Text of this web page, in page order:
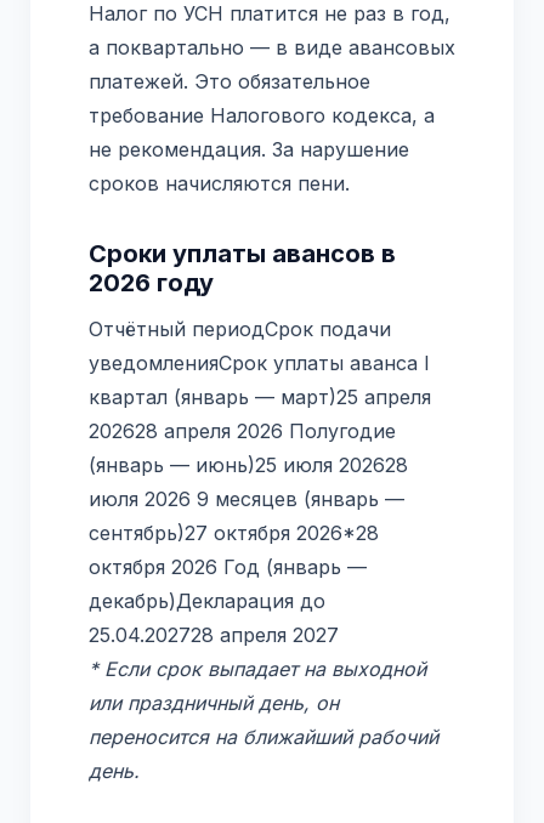
Налог по УСН платится не раз в год,
а поквартально — в виде авансовых
платежей. Это обязательное
требование Налогового кодекса, а
не рекомендация. За нарушение
сроков начисляются пени.
Сроки уплаты авансов в
2026 году
Отчётный периодСрок подачи
уведомленияСрок уплаты аванса I
квартал (январь — март)25 апреля
202628 апреля 2026 Полугодие
(январь — июнь)25 июля 202628
июля 2026 9 месяцев (январь —
сентябрь)27 октября 2026*28
октября 2026 Год (январь —
декабрь)Декларация до
25.04.202728 апреля 2027
* Если срок выпадает на выходной
или праздничный день, он
переносится на ближайший рабочий
день.